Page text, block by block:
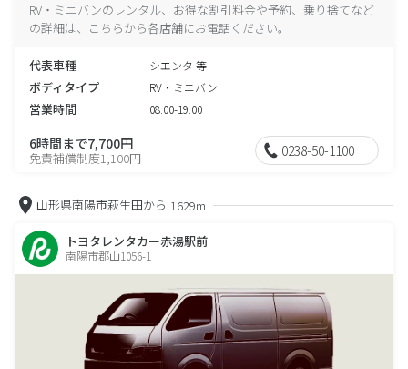
RV・ミニバンのレンタル、お得な割引料金や予約、乗り捨てなど
の詳細は、こちらから各店舗にお電話ください。
代表車種 シエンタ 等
ボディタイプ RV・ミニバン
営業時間 08:00-19:00
6時間まで7,700円
免責補償制度1,100円 0238-50-1100
山形県南陽市萩生田から 1629m
トヨタレンタカー赤湯駅前
南陽市郡山1056-1